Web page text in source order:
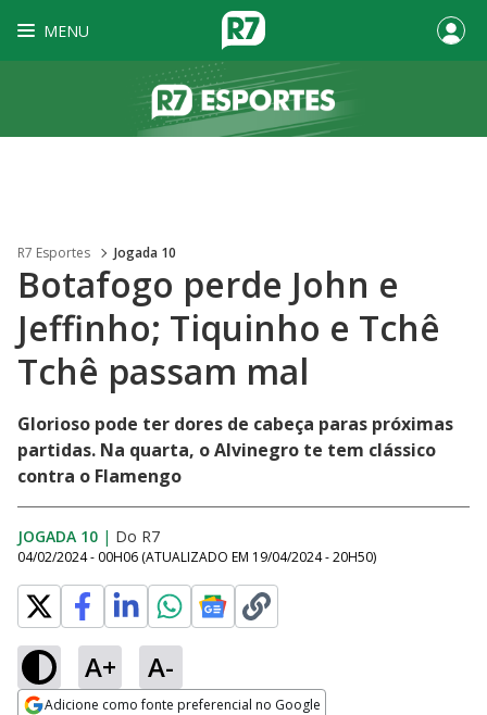
MENU
R7 Esportes Jogada 10
Botafogo perde John e
Jeffinho; Tiquinho e Tchê
Tchê passam mal
Glorioso pode ter dores de cabeça paras próximas
partidas. Na quarta, o Alvinegro te tem clássico
contra o Flamengo
JOGADA 10 | Do R7
04/02/2024 - 00H06 (ATUALIZADO EM 19/04/2024 - 20H50)
A+ A-
Adicione como fonte preferencial no Google